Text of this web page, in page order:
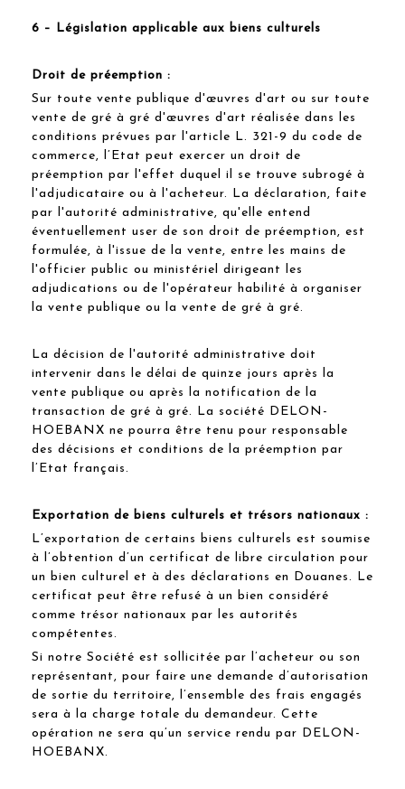
6 – Législation applicable aux biens culturels
Droit de préemption :
Sur toute vente publique d'œuvres d'art ou sur toute
vente de gré à gré d'œuvres d'art réalisée dans les
conditions prévues par l'article L. 321-9 du code de
commerce, l’Etat peut exercer un droit de
préemption par l'effet duquel il se trouve subrogé à
l'adjudicataire ou à l'acheteur. La déclaration, faite
par l'autorité administrative, qu'elle entend
éventuellement user de son droit de préemption, est
formulée, à l'issue de la vente, entre les mains de
l'officier public ou ministériel dirigeant les
adjudications ou de l'opérateur habilité à organiser
la vente publique ou la vente de gré à gré.
La décision de l'autorité administrative doit
intervenir dans le délai de quinze jours après la
vente publique ou après la notification de la
transaction de gré à gré. La société DELON-
HOEBANX ne pourra être tenu pour responsable
des décisions et conditions de la préemption par
l’Etat français.
Exportation de biens culturels et trésors nationaux :
L’exportation de certains biens culturels est soumise
à l’obtention d’un certificat de libre circulation pour
un bien culturel et à des déclarations en Douanes. Le
certificat peut être refusé à un bien considéré
comme trésor nationaux par les autorités
compétentes.
Si notre Société est sollicitée par l’acheteur ou son
représentant, pour faire une demande d’autorisation
de sortie du territoire, l’ensemble des frais engagés
sera à la charge totale du demandeur. Cette
opération ne sera qu’un service rendu par DELON-
HOEBANX.